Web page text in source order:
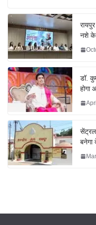
नशे के
डॉ.
होगा
सेंट्रल
बनेगा